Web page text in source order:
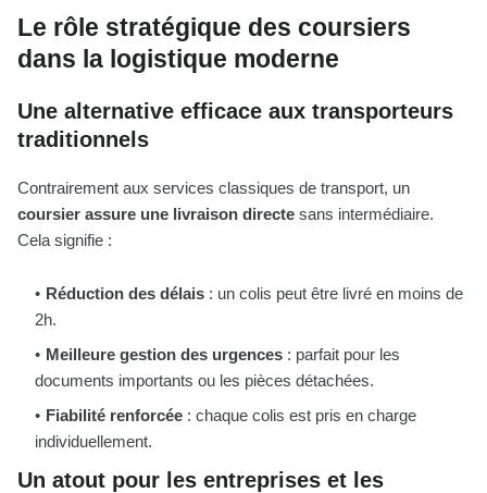
Le rôle stratégique des coursiers
dans la logistique moderne
Une alternative efficace aux transporteurs
traditionnels
Contrairement aux services classiques de transport, un
coursier assure une livraison directe sans intermédiaire.
Cela signifie :
Réduction des délais : un colis peut être livré en moins de
2h.
Meilleure gestion des urgences : parfait pour les
documents importants ou les pièces détachées.
Fiabilité renforcée : chaque colis est pris en charge
individuellement.
Un atout pour les entreprises et les